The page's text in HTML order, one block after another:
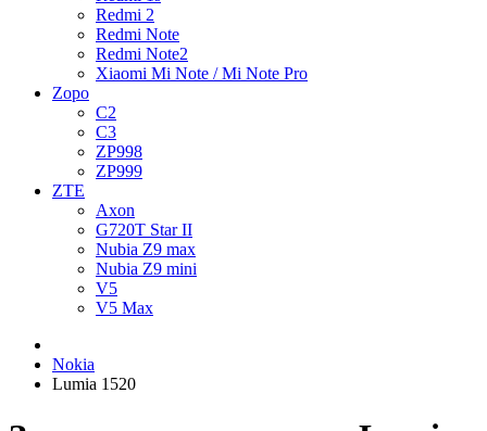
Redmi 2
Redmi Note
Redmi Note2
Xiaomi Mi Note / Mi Note Pro
Zopo
C2
C3
ZP998
ZP999
ZTE
Axon
G720T Star II
Nubia Z9 max
Nubia Z9 mini
V5
V5 Max
Nokia
Lumia 1520